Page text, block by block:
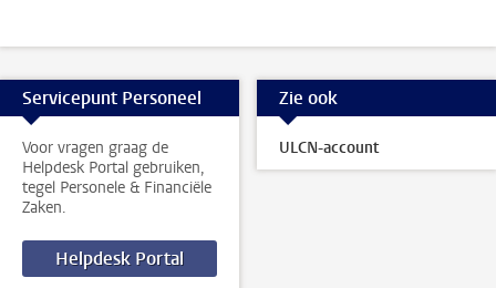
Servicepunt Personeel
Voor vragen graag de
Helpdesk Portal gebruiken,
tegel Personele & Financiële
Zaken.
Helpdesk Portal
Zie ook
ULCN-account